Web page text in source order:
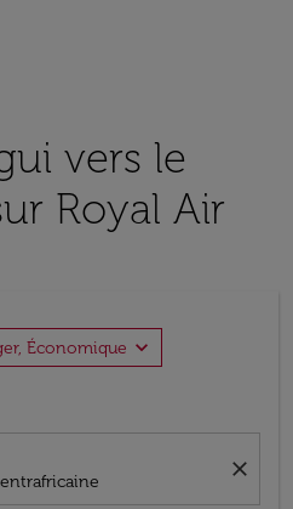
vers le
Royal Air
Économique expand_more
close